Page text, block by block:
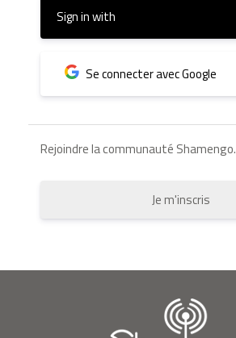
Sign in with
Se connecter avec Google
Rejoindre la communauté Shamengo.
Je m'inscris